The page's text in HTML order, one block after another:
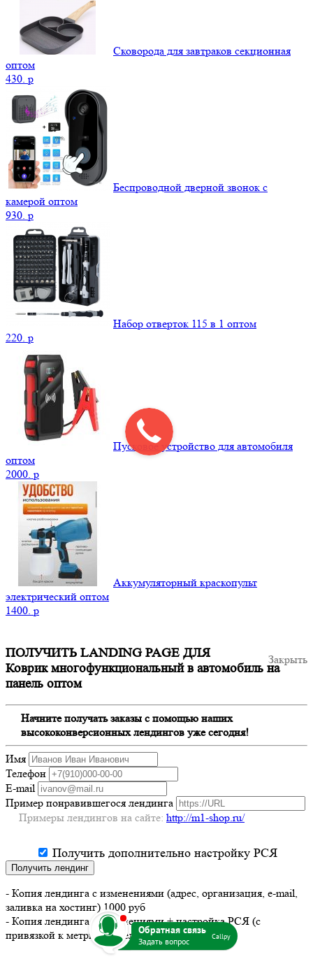
Сковорода для завтраков секционная
оптом
430. p
Беспроводной дверной звонок с
камерой оптом
930. p
Набор отверток 115 в 1 оптом
220. p
Пусковое устройство для автомобиля
оптом
2000. p
Аккумуляторный краскопульт
электрический оптом
1400. p
Закрыть
ПОЛУЧИТЬ LANDING PAGE ДЛЯ
Коврик многофункциональный в автомобиль на
панель оптом
Начните получать заказы с помощью наших
высококонверсионных лендингов уже сегодня!
Имя
Телефон
E-mail
Пример понравившегося лендинга
Примеры лендингов на сайте: http://m1-shop.ru/
Получить дополнительно настройку РСЯ
Получить лендинг
- Копия лендинга с изменениями (адрес, организация, e-mail,
заливка на хостинг) 1000 руб
- Копия лендинга с изменениями + настройка РСЯ (с
привязкой к метрике и целям) 2000 руб
Callpy
b